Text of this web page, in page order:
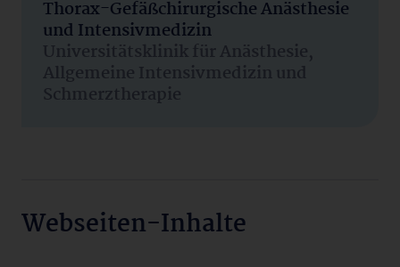
Thorax-Gefäßchirurgische Anästhesie
und Intensivmedizin
Universitätsklinik für Anästhesie,
Allgemeine Intensivmedizin und
Schmerztherapie
Webseiten-Inhalte